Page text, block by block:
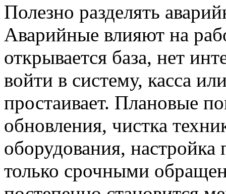
Полезно разделять
Аварийные влияют на
открывается база, нет
войти в систему, касса
простаивает. Плановые
обновления, чистка
оборудования, настройка
только срочными